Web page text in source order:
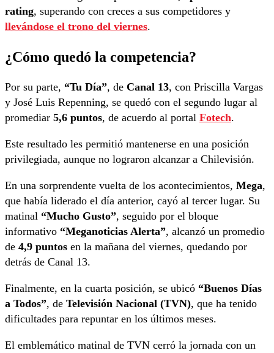
rating, superando con creces a sus competidores y
llevándose el trono del viernes.
¿Cómo quedó la competencia?
Por su parte, “Tu Día”, de Canal 13, con Priscilla Vargas
y José Luis Repenning, se quedó con el segundo lugar al
promediar 5,6 puntos, de acuerdo al portal Fotech.
Este resultado les permitió mantenerse en una posición
privilegiada, aunque no lograron alcanzar a Chilevisión.
En una sorprendente vuelta de los acontecimientos, Mega,
que había liderado el día anterior, cayó al tercer lugar. Su
matinal “Mucho Gusto”, seguido por el bloque
informativo “Meganoticias Alerta”, alcanzó un promedio
de 4,9 puntos en la mañana del viernes, quedando por
detrás de Canal 13.
Finalmente, en la cuarta posición, se ubicó “Buenos Días
a Todos”, de Televisión Nacional (TVN), que ha tenido
dificultades para repuntar en los últimos meses.
El emblemático matinal de TVN cerró la jornada con un